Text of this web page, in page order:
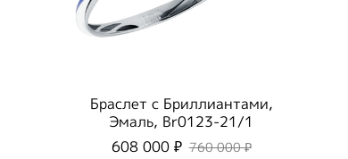
Браслет с Бриллиантами,
Эмаль, Br0123-21/1
608 000 ₽ 760 000 ₽